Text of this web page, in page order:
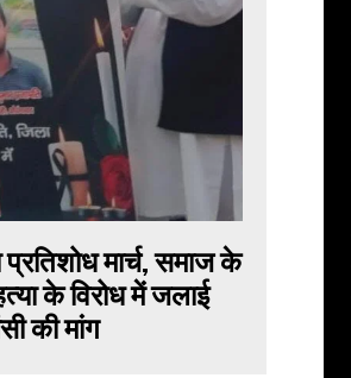
मार्च, समाज के
के विरोध में जलाई
की मांग